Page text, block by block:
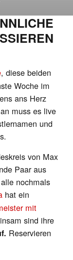
, diese beiden
Woche im
ans Herz
muss es live
und
von Max
Paar aus
nochmals
hat ein
mit
sind ihre
Reservieren